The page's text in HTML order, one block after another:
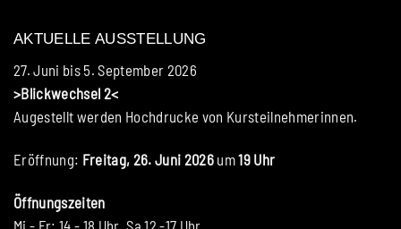
AKTUELLE AUSSTELLUNG
27. Juni bis 5. September 2026
>Blickwechsel 2<
Augestellt werden Hochdrucke von Kursteilnehmerinnen.
Eröffnung: Freitag, 26. Juni 2026 um19 Uhr
Öffnungszeiten